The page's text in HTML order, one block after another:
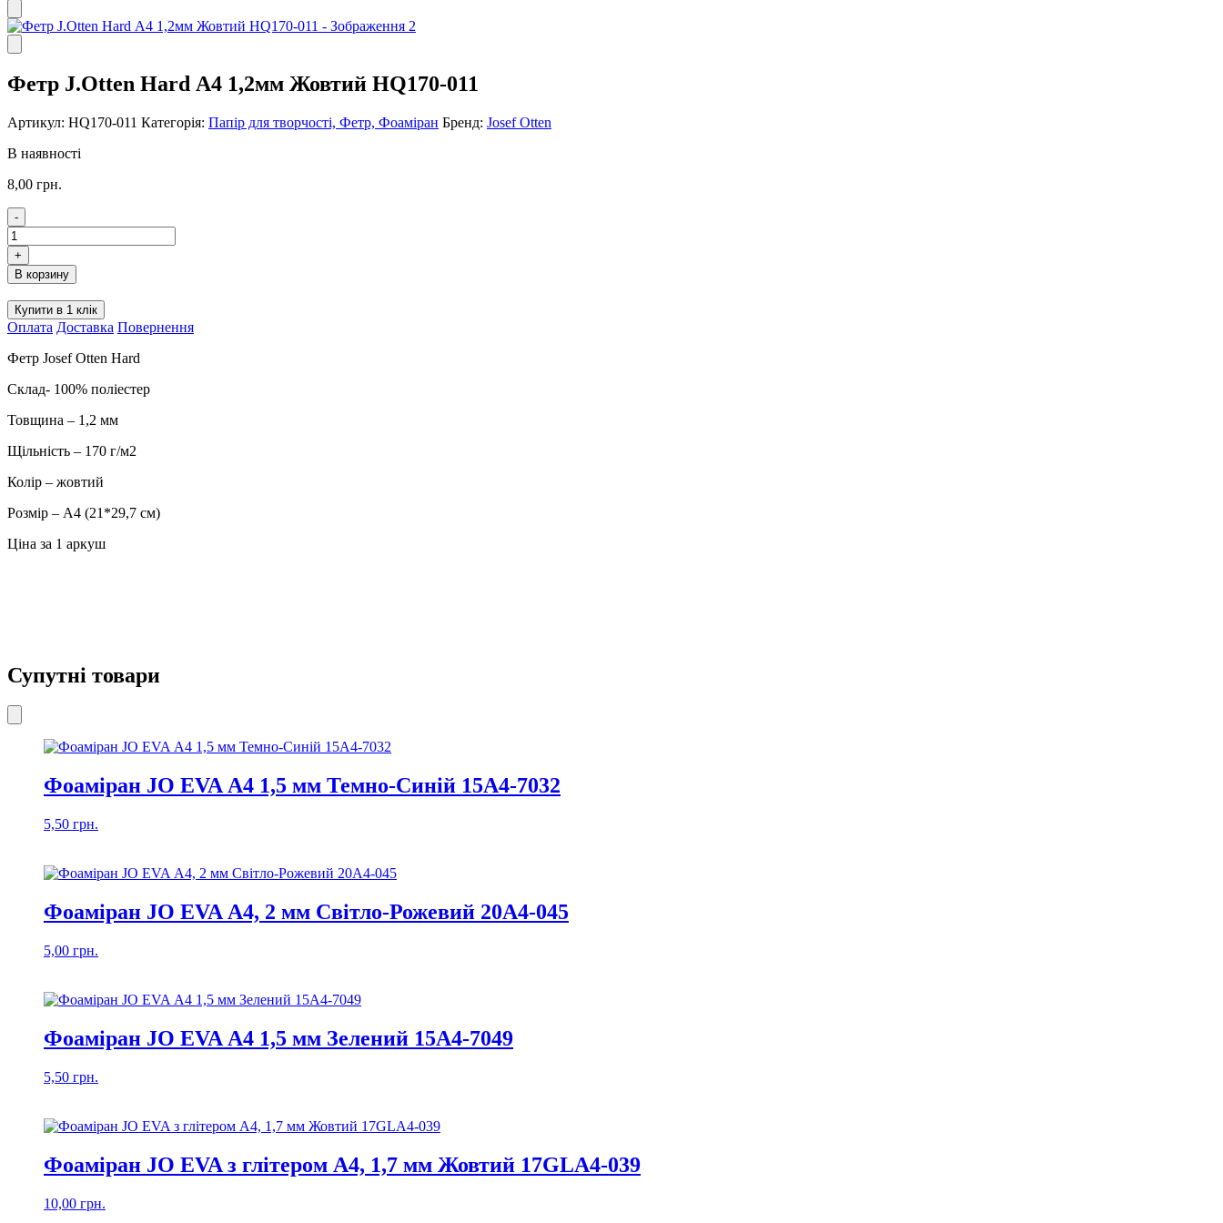
Фетр J.Otten Hard А4 1,2мм Жовтий HQ170-011
Артикул: HQ170-011 Категорія: Папір для творчості, Фетр, Фоаміран Бренд: Josef Otten
В наявності
8,00 грн.
-
Фетр
J.Otten
Hard
А4
1,2мм
Жовтий
HQ170-
кількість
+
В корзину
Купити в 1 клік
Оплата Доставка Повернення
Фетр Josef Otten Hard
Склад- 100% поліестер
Товщина – 1,2 мм
Щільність – 170 г/м2
Колір – жовтий
Розмір – А4 (21*29,7 см)
Ціна за 1 аркуш
Супутні товари
Фоаміран JO EVA А4 1,5 мм Темно-Синій 15А4-7032
5,50 грн.
Фоаміран JO EVA А4, 2 мм Світло-Рожевий 20А4-045
5,00 грн.
Фоаміран JO EVA А4 1,5 мм Зелений 15А4-7049
5,50 грн.
Фоаміран JO EVA з глітером А4, 1,7 мм Жовтий 17GLA4-039
10,00 грн.